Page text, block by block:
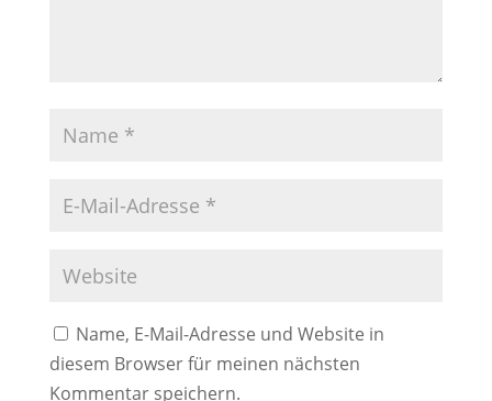
Name, E-Mail-Adresse und Website in
diesem Browser für meinen nächsten
Kommentar speichern.